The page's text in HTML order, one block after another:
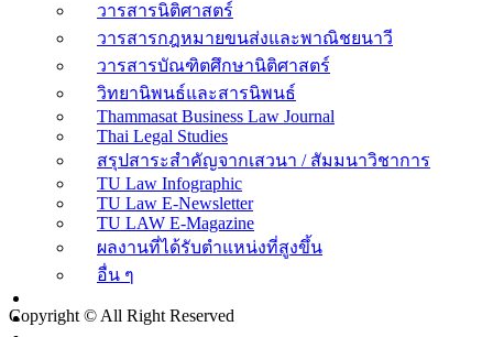
วารสารนิติศาสตร์
วารสารกฎหมายขนส่งและพาณิชยนาวี
วารสารบัณฑิตศึกษานิติศาสตร์
วิทยานิพนธ์และสารนิพนธ์
Thammasat Business Law Journal
Thai Legal Studies
สรุปสาระสำคัญจากเสวนา / สัมมนาวิชาการ
TU Law Infographic
TU Law E-Newsletter
TU LAW E-Magazine
ผลงานที่ได้รับตำแหน่งที่สูงขึ้น
อื่น ๆ
Copyright © All Right Reserved